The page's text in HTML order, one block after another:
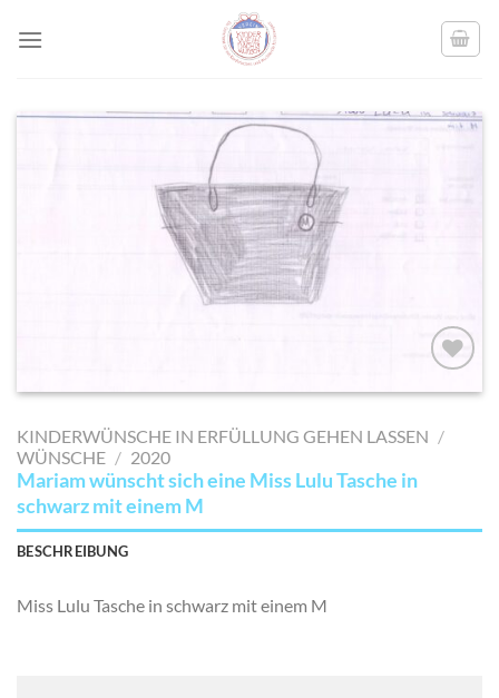
AUF MEINE
SETZEN
KINDERWÜNSCHE IN ERFÜLLUNG GEHEN LASSEN /
WÜNSCHE / 2020
Mariam wünscht sich eine Miss Lulu Tasche in
schwarz mit einem M
BESCHREIBUNG
Miss Lulu Tasche in schwarz mit einem M